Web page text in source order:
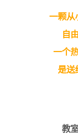
一颗从
自
一个
是送
教